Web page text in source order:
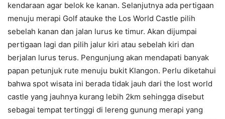
kendaraan agar belok ke kanan. Selanjutnya ada pertigaan
menuju merapi Golf atauke the Los World Castle pilih
sebelah kanan dan jalan lurus ke timur. Akan dijumpai
pertigaan lagi dan pilih jalur kiri atau sebelah kiri dan
berjalan lurus terus. Pengunjung akan mendapati banyak
papan petunjuk rute menuju bukit Klangon. Perlu diketahui
bahwa spot wisata ini berada tidak jauh dari the lost world
castle yang jauhnya kurang lebih 2km sehingga disebut
sebagai tempat tertinggi di lereng gunung merapi yang